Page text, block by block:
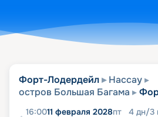
Форт-Лодердейл
Нассау
остров Большая Багама
16:0011 февраля 2028пт 4 дн/3